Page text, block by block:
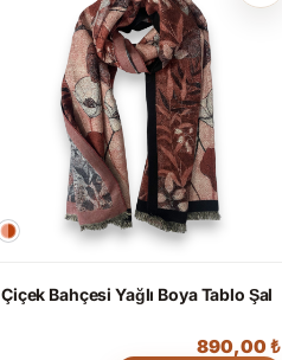
Çiçek Bahçesi Yağlı Boya Tablo Şal
890,00₺